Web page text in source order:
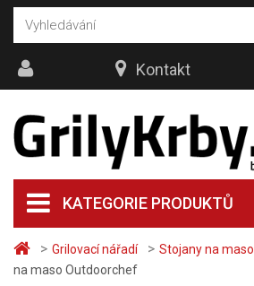
> Grilovací nářadí > Stojany na maso
na maso Outdoorchef
KATEGORIE PRODUKTŮ
Kontakt